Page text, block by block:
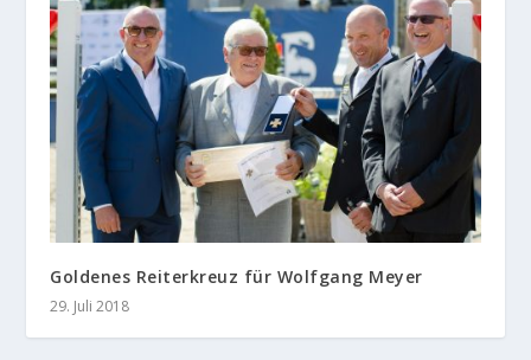
Goldenes Reiterkreuz für Wolfgang Meyer
29. Juli 2018